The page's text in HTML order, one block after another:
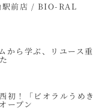
駅前店 / BIO-RAL
から学ぶ、リユース重
初！「ビオラルうめき
ープン